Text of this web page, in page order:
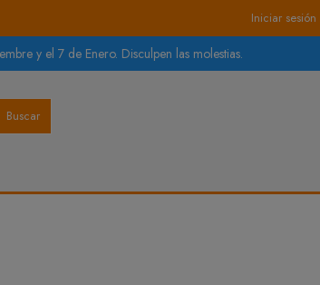
Iniciar sesión
y el 7 de Enero. Disculpen las molestias.
Buscar